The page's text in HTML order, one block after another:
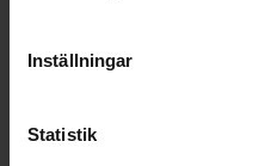
Inställningar
Statistik
store local_shipping
Nedis